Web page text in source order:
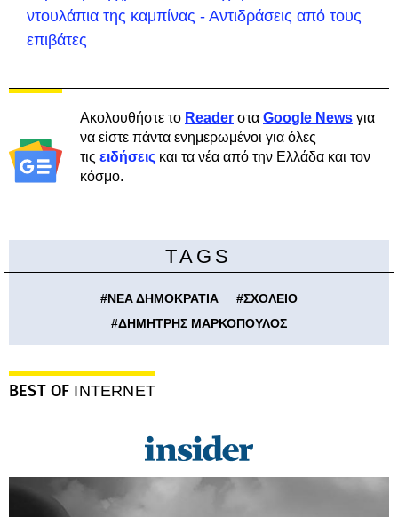
ντουλάπια της καμπίνας - Αντιδράσεις από τους
επιβάτες
Ακολουθήστε το Reader στα Google News για
να είστε πάντα ενημερωμένοι για όλες
τις ειδήσεις και τα νέα από την Ελλάδα και τον
κόσμο.
TAGS
#ΝΕΑ ΔΗΜΟΚΡΑΤΙΑ #ΣΧΟΛΕΙΟ
#ΔΗΜΗΤΡΗΣ ΜΑΡΚΟΠΟΥΛΟΣ
BEST OF INTERNET